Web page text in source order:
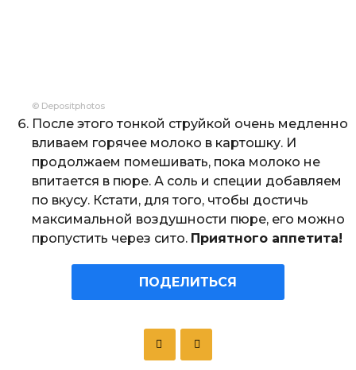
© Depositphotos
После этого тонкой струйкой очень медленно
вливаем горячее молоко в картошку. И
продолжаем помешивать, пока молоко не
впитается в пюре. А соль и специи добавляем
по вкусу. Кстати, для того, чтобы достичь
максимальной воздушности пюре, его можно
пропустить через сито. Приятного аппетита!
ПОДЕЛИТЬСЯ